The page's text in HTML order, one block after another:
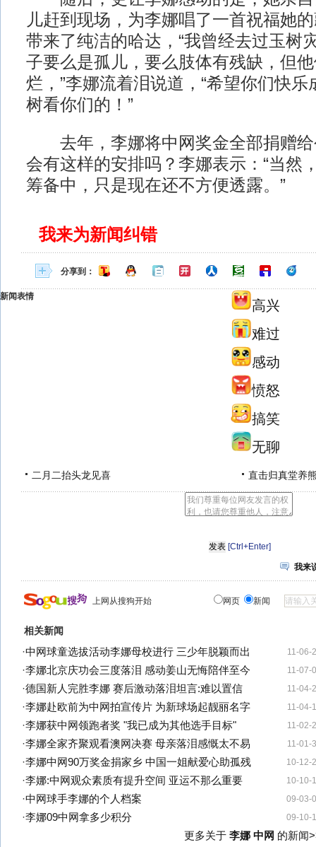
儿赶到现场，为李娜唱了一首祝福她
带来了纯洁的哈达，“我曾经去过玉树
子要么是孤儿，要么肢体有残缺，但
烂，”李娜流着泪说道，“希望你们快
树看你们的！”
去年，李娜将中网奖金全部捐赠给
会有这样的安排吗？李娜表示：“当然
筹备中，只是现在还不方便透露。”
我来为新闻纠错
分享到：
新闻表情
高兴
难过
感动
愤怒
搞笑
无聊
二月二抬头龙见喜 直击归真堂养
[Ctrl+Enter]
我来
上网从搜狗开始 网页 新闻
相关新闻
11-06-
·中网球童选拔活动李娜母校进行 三少年脱颖而出
11-07-
·李娜北京庆功会三度落泪 感动姜山无悔陪伴至今
11-04-
·德国新人完胜李娜 赛后激动落泪坦言:难以置信
11-04-
·李娜赴欧前为中网拍宣传片 为新球场起靓丽名字
11-02-
·李娜获中网领跑者奖 "我已成为其他选手目标"
11-01-
·李娜全家齐聚观看澳网决赛 母亲落泪感慨太不易
10-12-
·李娜中网90万奖金捐家乡 中国一姐献爱心助孤残
10-10-
·李娜:中网观众素质有提升空间 亚运不那么重要
09-03-
·中网球手李娜的个人档案
09-10-
·李娜09中网拿多少积分
更多关于 李娜 中网 的新闻